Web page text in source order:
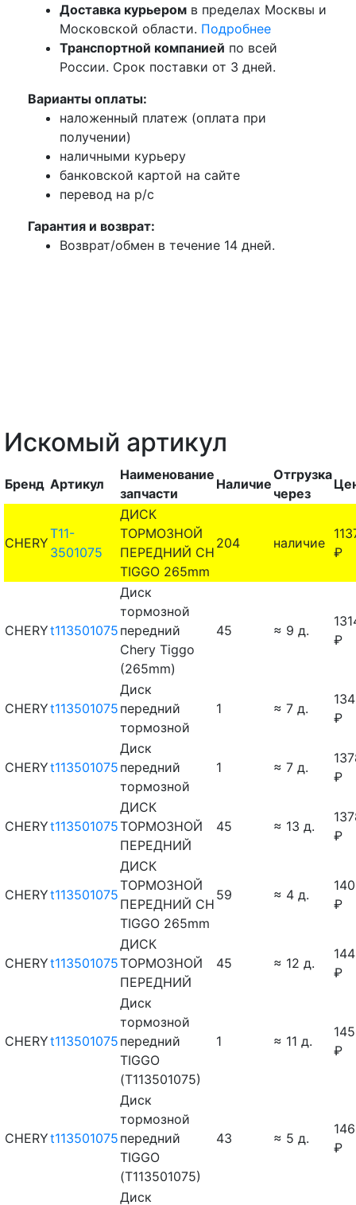
Доставка курьером в пределах Москвы и
Московской области. Подробнее
Транспортной компанией по всей
России. Срок поставки от 3 дней.
Варианты оплаты:
наложенный платеж (оплата при
получении)
наличными курьеру
банковской картой на сайте
перевод на р/с
Гарантия и возврат:
Возврат/обмен в течение 14 дней.
Искомый артикул
Бренд Артикул
Наименование
запчасти
Наличие
Отгрузка
через
CHERY
T11-
3501075
ДИСК
ТОРМОЗНОЙ
ПЕРЕДНИЙ CH
TIGGO 265mm
204 наличие
₽
CHERYt113501075
Диск
тормозной
передний
Chery Tiggo
(265mm)
45 ≈ 9 д.
₽
CHERYt113501075
Диск
передний
тормозной
1 ≈ 7 д.
₽
CHERYt113501075
Диск
передний
тормозной
1 ≈ 7 д.
₽
CHERYt113501075
ДИСК
ТОРМОЗНОЙ
ПЕРЕДНИЙ
45 ≈ 13 д.
₽
CHERYt113501075
ДИСК
ТОРМОЗНОЙ
ПЕРЕДНИЙ CH
TIGGO 265mm
59 ≈ 4 д.
₽
CHERYt113501075
ДИСК
ТОРМОЗНОЙ
ПЕРЕДНИЙ
45 ≈ 12 д.
₽
CHERYt113501075
Диск
тормозной
передний
TIGGO
(T113501075)
1 ≈ 11 д.
₽
CHERYt113501075
Диск
тормозной
передний
TIGGO
(T113501075)
43 ≈ 5 д.
₽
Диск